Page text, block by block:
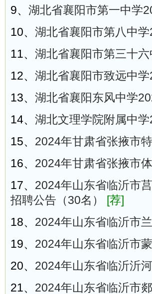
9、 湖北省襄阳市第一中学
10、 湖北省襄阳市第八中
11、 湖北省襄阳市第三十
12、 湖北省襄阳市致远中
13、 湖北省襄阳东风中学
14、 湖北文理学院附属中
15、 2024年甘肃省张掖市
16、 2024年甘肃省张掖市
17、 2024年山东省临沂市
招聘公告（30名）
[荐]
18、 2024年山东省临沂市
19、 2024年山东省临沂市
20、 2024年山东省临沂沂
21、 2024年山东省临沂市